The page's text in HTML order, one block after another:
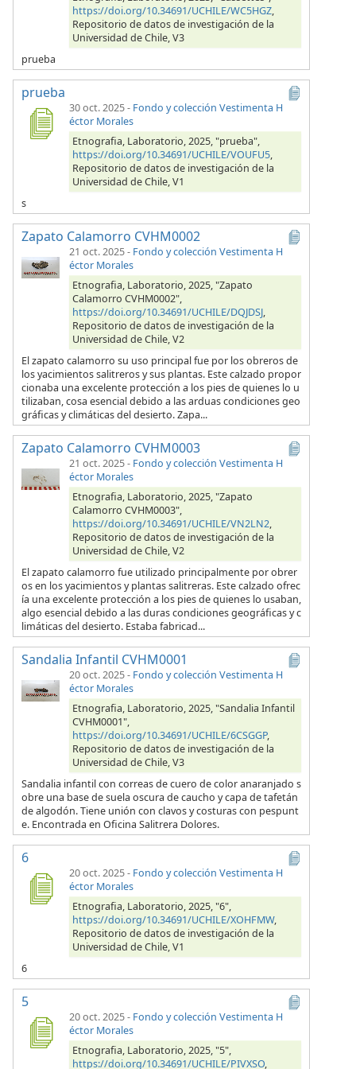
https://doi.org/10.34691/UCHILE/WC5HGZ,
Repositorio de datos de investigación de la
Universidad de Chile, V3
prueba
prueba
30 oct. 2025- Fondo y colección Vestimenta H
éctor Morales
Etnografia, Laboratorio, 2025, "prueba",
https://doi.org/10.34691/UCHILE/VOUFU5,
Repositorio de datos de investigación de la
Universidad de Chile, V1
s
Zapato Calamorro CVHM0002
21 oct. 2025- Fondo y colección Vestimenta H
éctor Morales
Etnografia, Laboratorio, 2025, "Zapato
Calamorro CVHM0002",
https://doi.org/10.34691/UCHILE/DQJDSJ,
Repositorio de datos de investigación de la
Universidad de Chile, V2
El zapato calamorro su uso principal fue por los obreros de
los yacimientos salitreros y sus plantas. Este calzado propor
cionaba una excelente protección a los pies de quienes lo u
tilizaban, cosa esencial debido a las arduas condiciones geo
gráficas y climáticas del desierto. Zapa...
Zapato Calamorro CVHM0003
21 oct. 2025- Fondo y colección Vestimenta H
éctor Morales
Etnografia, Laboratorio, 2025, "Zapato
Calamorro CVHM0003",
https://doi.org/10.34691/UCHILE/VN2LN2,
Repositorio de datos de investigación de la
Universidad de Chile, V2
El zapato calamorro fue utilizado principalmente por obrer
os en los yacimientos y plantas salitreras. Este calzado ofrec
ía una excelente protección a los pies de quienes lo usaban,
algo esencial debido a las duras condiciones geográficas y c
limáticas del desierto. Estaba fabricad...
Sandalia Infantil CVHM0001
20 oct. 2025- Fondo y colección Vestimenta H
éctor Morales
Etnografia, Laboratorio, 2025, "Sandalia Infantil
CVHM0001",
https://doi.org/10.34691/UCHILE/6CSGGP,
Repositorio de datos de investigación de la
Universidad de Chile, V3
Sandalia infantil con correas de cuero de color anaranjado s
obre una base de suela oscura de caucho y capa de tafetán
de algodón. Tiene unión con clavos y costuras con pespunt
e. Encontrada en Oficina Salitrera Dolores.
6
20 oct. 2025- Fondo y colección Vestimenta H
éctor Morales
Etnografia, Laboratorio, 2025, "6",
https://doi.org/10.34691/UCHILE/XOHFMW,
Repositorio de datos de investigación de la
Universidad de Chile, V1
6
5
20 oct. 2025- Fondo y colección Vestimenta H
éctor Morales
Etnografia, Laboratorio, 2025, "5",
https://doi.org/10.34691/UCHILE/PIVXSO,